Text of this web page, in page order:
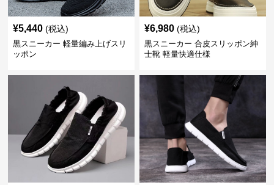
¥5,440 (税込)
黒スニーカー 軽量編み上げスリ
ッポン
¥6,980 (税込)
黒スニーカー 合皮スリッポン紳
士靴 軽量快適仕様